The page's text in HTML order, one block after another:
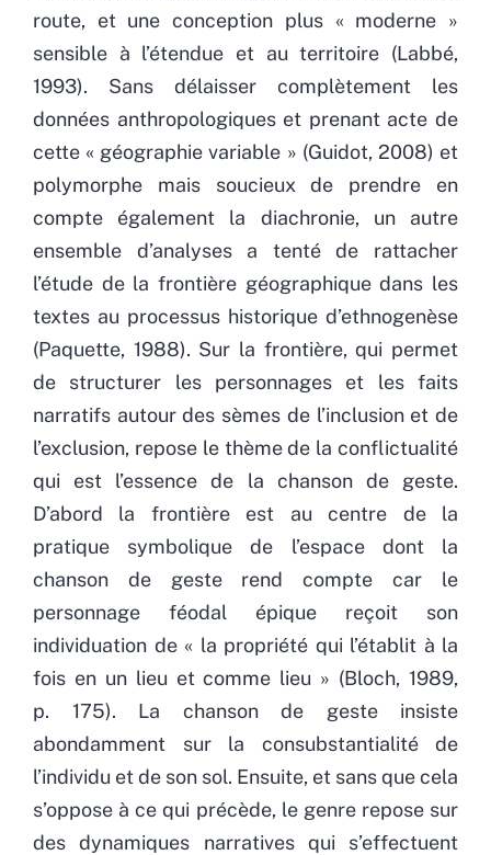
route, et une conception plus « moderne »
sensible à l’étendue et au territoire (Labbé,
1993). Sans délaisser complètement les
données anthropologiques et prenant acte de
cette « géographie variable » (Guidot, 2008) et
polymorphe mais soucieux de prendre en
compte également la diachronie, un autre
ensemble d’analyses a tenté de rattacher
l’étude de la frontière géographique dans les
textes au processus historique d’ethnogenèse
(Paquette, 1988). Sur la frontière, qui permet
de structurer les personnages et les faits
narratifs autour des sèmes de l’inclusion et de
l’exclusion, repose le thème de la conflictualité
qui est l’essence de la chanson de geste.
D’abord la frontière est au centre de la
pratique symbolique de l’espace dont la
chanson de geste rend compte car le
personnage féodal épique reçoit son
individuation de « la propriété qui l’établit à la
fois en un lieu et comme lieu » (Bloch, 1989,
p. 175). La chanson de geste insiste
abondamment sur la consubstantialité de
l’individu et de son sol. Ensuite, et sans que cela
s’oppose à ce qui précède, le genre repose sur
des dynamiques narratives qui s’effectuent